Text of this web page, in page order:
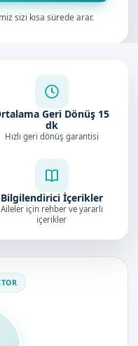
sizi kısa sürede arar.
Geri Dönüş 15
dk
Hızlı geri dönüş garantisi
Bilgilendirici İçerikler
Aileler için rehber ve yararlı
içerikler